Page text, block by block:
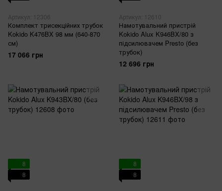
Артикул: 12306
Комплект трисекційних трубок
Kokido K476BX 98 мм (640-870
см)
17 066 грн
Артикул: 12610
Намотувальний пристрій
Kokido Alux K946BX/80 з
підсилювачем Presto (без
трубок)
12 696 грн
8
8
8
8